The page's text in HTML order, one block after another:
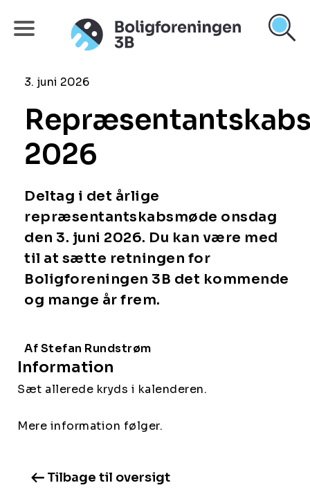
3. juni 2026
2026
Deltag i det årlige
repræsentantskabsmøde onsdag
den 3. juni 2026. Du kan være med
til at sætte retningen for
Boligforeningen 3B det kommende
og mange år frem.
Af Stefan Rundstrøm
Information
Sæt allerede kryds i kalenderen.
Mere information følger.
Tilbage til oversigt